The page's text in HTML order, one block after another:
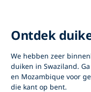
Ontdek
We hebben zeer
duiken in Swaziland.
en Mozambique voor
die kant op bent.